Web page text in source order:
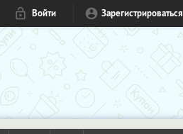
Войти Зарегистрироваться